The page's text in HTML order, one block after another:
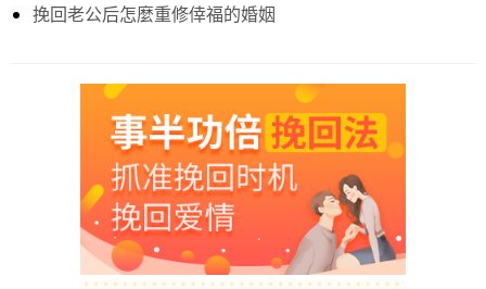
挽回老公后怎麼重修倖福的婚姻